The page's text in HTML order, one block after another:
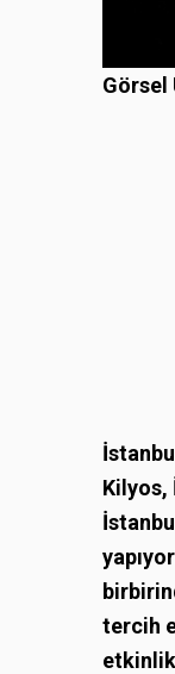
Görsel
Kilyos,
tercih